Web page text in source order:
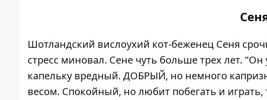
Шотландский вислоухий кот-беженец Сеня
стресс миновал. Сене чуть больше трех лет.
капельку вредный. ДОБРЫЙ, но немного
весом. Спокойный, но любит побегать и